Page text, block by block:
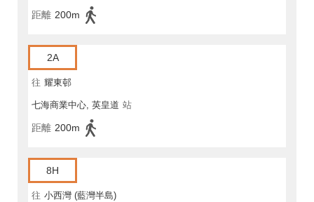
距離 200m
2A
往 耀東邨
七海商業中心, 英皇道 站
距離 200m
8H
往 小西灣 (藍灣半島)